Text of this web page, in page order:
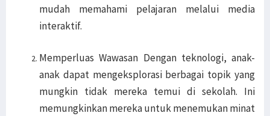
mudah memahami pelajaran melalui media
interaktif.
Memperluas Wawasan Dengan teknologi, anak-
anak dapat mengeksplorasi berbagai topik yang
mungkin tidak mereka temui di sekolah. Ini
memungkinkan mereka untuk menemukan minat